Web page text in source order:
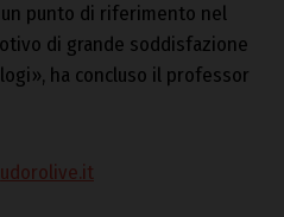
punto di riferimento nel
di grande soddisfazione
ha concluso il professor